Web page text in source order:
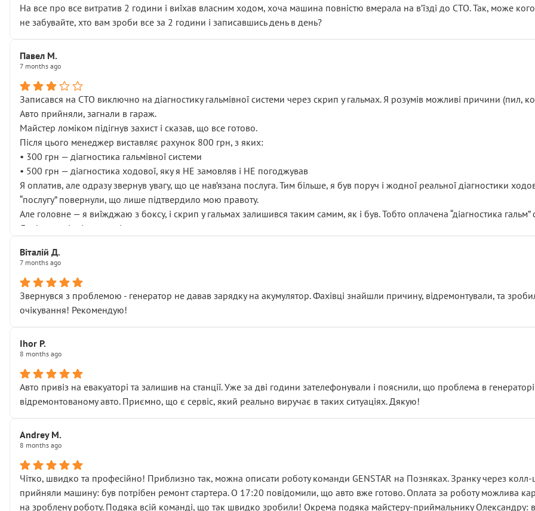
На все про все витратив 2 години і виїхав власним ходом, хоча машина повністю вмерала на вʼїзді до СТО. Так, може
не забувайте, хто вам зроби все за 2 години і записавшись день в день?
Павел М.
7 months ago
Записався на СТО виключно на діагностику гальмівної системи через скрип у гальмах. Я розумів можливі причини (пил,
Авто прийняли, загнали в гараж.
Майстер ломіком підігнув захист і сказав, що все готово.
Після цього менеджер виставляє рахунок 800 грн, з яких:
• 300 грн — діагностика гальмівної системи
• 500 грн — діагностика ходової, яку я НЕ замовляв і НЕ погоджував
Я оплатив, але одразу звернув увагу, що це нав’язана послуга. Тим більше, я був поруч і жодної реальної діагностики
“послугу” повернули, що лише підтвердило мою правоту.
Але головне — я виїжджаю з боксу, і скрип у гальмах залишився таким самим, як і був. Тобто оплачена “діагностика
Далі ситуація тільки погіршилась:
• що біля авто стояти вже не можна
( ну все зняли та доробили) дякую!
Окремий момент, який виглядає абсурдно:
мені заявили, що бачок гальмівної рідини потрібно міняти разом із головним гальмівним циліндром у зборі.
Що прикро — це не перший мій візит. Раніше міняв у вас стартер, і тоді сервіс наче справив хороше враження. Але
пояснили, що це “старі гайки, які відкручували”, і попросили не хвилюватися. ( надіюсь новий власник, не застяг в полі))
Але після нинішнього візиту такі дрібниці вже не здаються дрібницями.
Я — клієнт, який працює на довірі, і саме її цей сервіс серйозно підірвав.
Хотілося б більше:
• прозорості в роботах і рахунках
• реальної діагностики, а не формального “подивились і поїхав”
На жаль, складається враження, що сервіс працює не на якість, а “аби швидше і дорожче”. Саме це і псує загальне
Стосовно комунікації - все добре
Віталій Д.
7 months ago
Звернувся з проблемою - генератор не давав зарядку на акумулятор. Фахівці знайшли причину, відремонтували, та
очікування! Рекомендую!
Ihor P.
8 months ago
Авто привіз на евакуаторі та залишив на станції. Уже за дві години зателефонували і пояснили, що проблема в
відремонтованому авто. Приємно, що є сервіс, який реально виручає в таких ситуаціях. Дякую!
Andrey M.
8 months ago
Чітко, швидко та професійно! Приблизно так, можна описати роботу команди GENSTAR на Позняках. Зранку через колл-
прийняли машину: був потрібен ремонт стартера. О 17:20 повідомили, що авто вже готово. Оплата за роботу можлива
на зроблену роботу. Подяка всій команді, що так швидко зробили! Окрема подяка майстеру-приймальнику Олександру: